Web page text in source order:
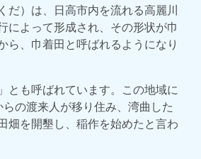
だ）は、日高市内を流れる高麗川
によって形成され、その形状が巾
ら、巾着田と呼ばれるようになり
とも呼ばれています。この地域に
の渡来人が移り住み、湾曲した
畑を開墾し、稲作を始めたと言わ